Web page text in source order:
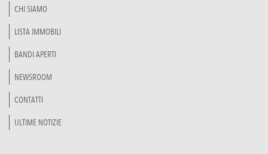
CHI SIAMO
LISTA IMMOBILI
BANDI APERTI
NEWSROOM
CONTATTI
ULTIME NOTIZIE